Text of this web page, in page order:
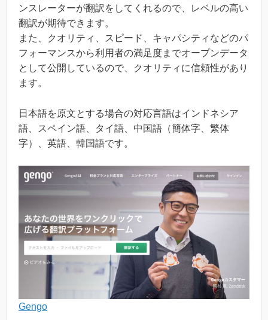
ンスレーターが翻訳をしてくれるので、レベルの高い
翻訳が期待できます。
また、クオリティ、スピード、キャパシティなどのパ
フォーマンスから利用者の満足度までオープンデータ
として公開しているので、クオリティに信頼性があり
ます。
日本語を原文とする場合の対応言語はインドネシア
語、スペイン語、タイ語、中国語（簡体字、繁体
字）、英語、韓国語です。
Gengo